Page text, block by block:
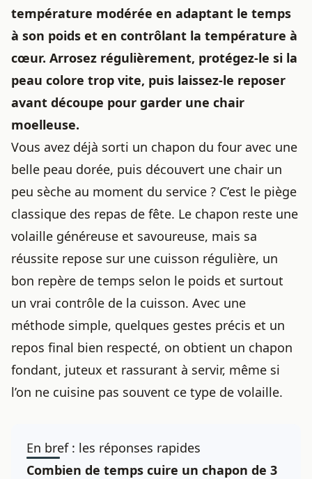
température modérée en adaptant le temps
à son poids et en contrôlant la température à
cœur. Arrosez régulièrement, protégez-le si la
peau colore trop vite, puis laissez-le reposer
avant découpe pour garder une chair
moelleuse.
Vous avez déjà sorti un chapon du four avec une
belle peau dorée, puis découvert une chair un
peu sèche au moment du service ? C’est le piège
classique des repas de fête. Le chapon reste une
volaille généreuse et savoureuse, mais sa
réussite repose sur une cuisson régulière, un
bon repère de temps selon le poids et surtout
un vrai contrôle de la cuisson. Avec une
méthode simple, quelques gestes précis et un
repos final bien respecté, on obtient un chapon
fondant, juteux et rassurant à servir, même si
l’on ne cuisine pas souvent ce type de volaille.
En bref : les réponses rapides
Combien de temps cuire un chapon de 3